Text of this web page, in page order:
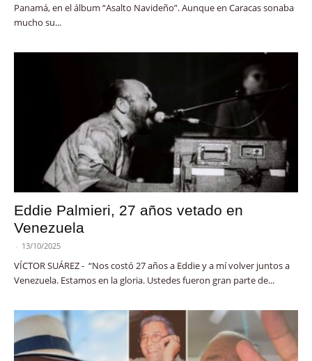
Panamá, en el álbum “Asalto Navideño”. Aunque en Caracas sonaba
mucho su...
Eddie Palmieri, 27 años vetado en
Venezuela
- 13/10/2025
VÍCTOR SUÁREZ - “Nos costó 27 años a Eddie y a mí volver juntos a
Venezuela. Estamos en la gloria. Ustedes fueron gran parte de...